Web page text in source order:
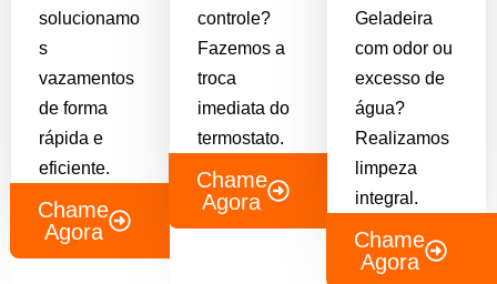
solucionamo
s
vazamentos
de forma
rápida e
eficiente.
Chame
Agora
controle?
Fazemos a
troca
imediata do
termostato.
Chame
Agora
Geladeira
com odor ou
excesso de
água?
Realizamos
limpeza
integral.
Chame
Agora